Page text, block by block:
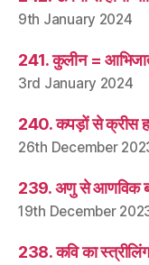
9th January 2024
241. कुलीन =
3rd January 2024
240. कपड़ों से क्रीस
26th December
239. अणु से आणविक
19th December
238. कवि का